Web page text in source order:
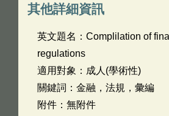
其他詳細資訊
英文題名： Complilation of
regulations
適用對象：成人(學術性)
關鍵詞：金融，法規，彙編
附件：無附件